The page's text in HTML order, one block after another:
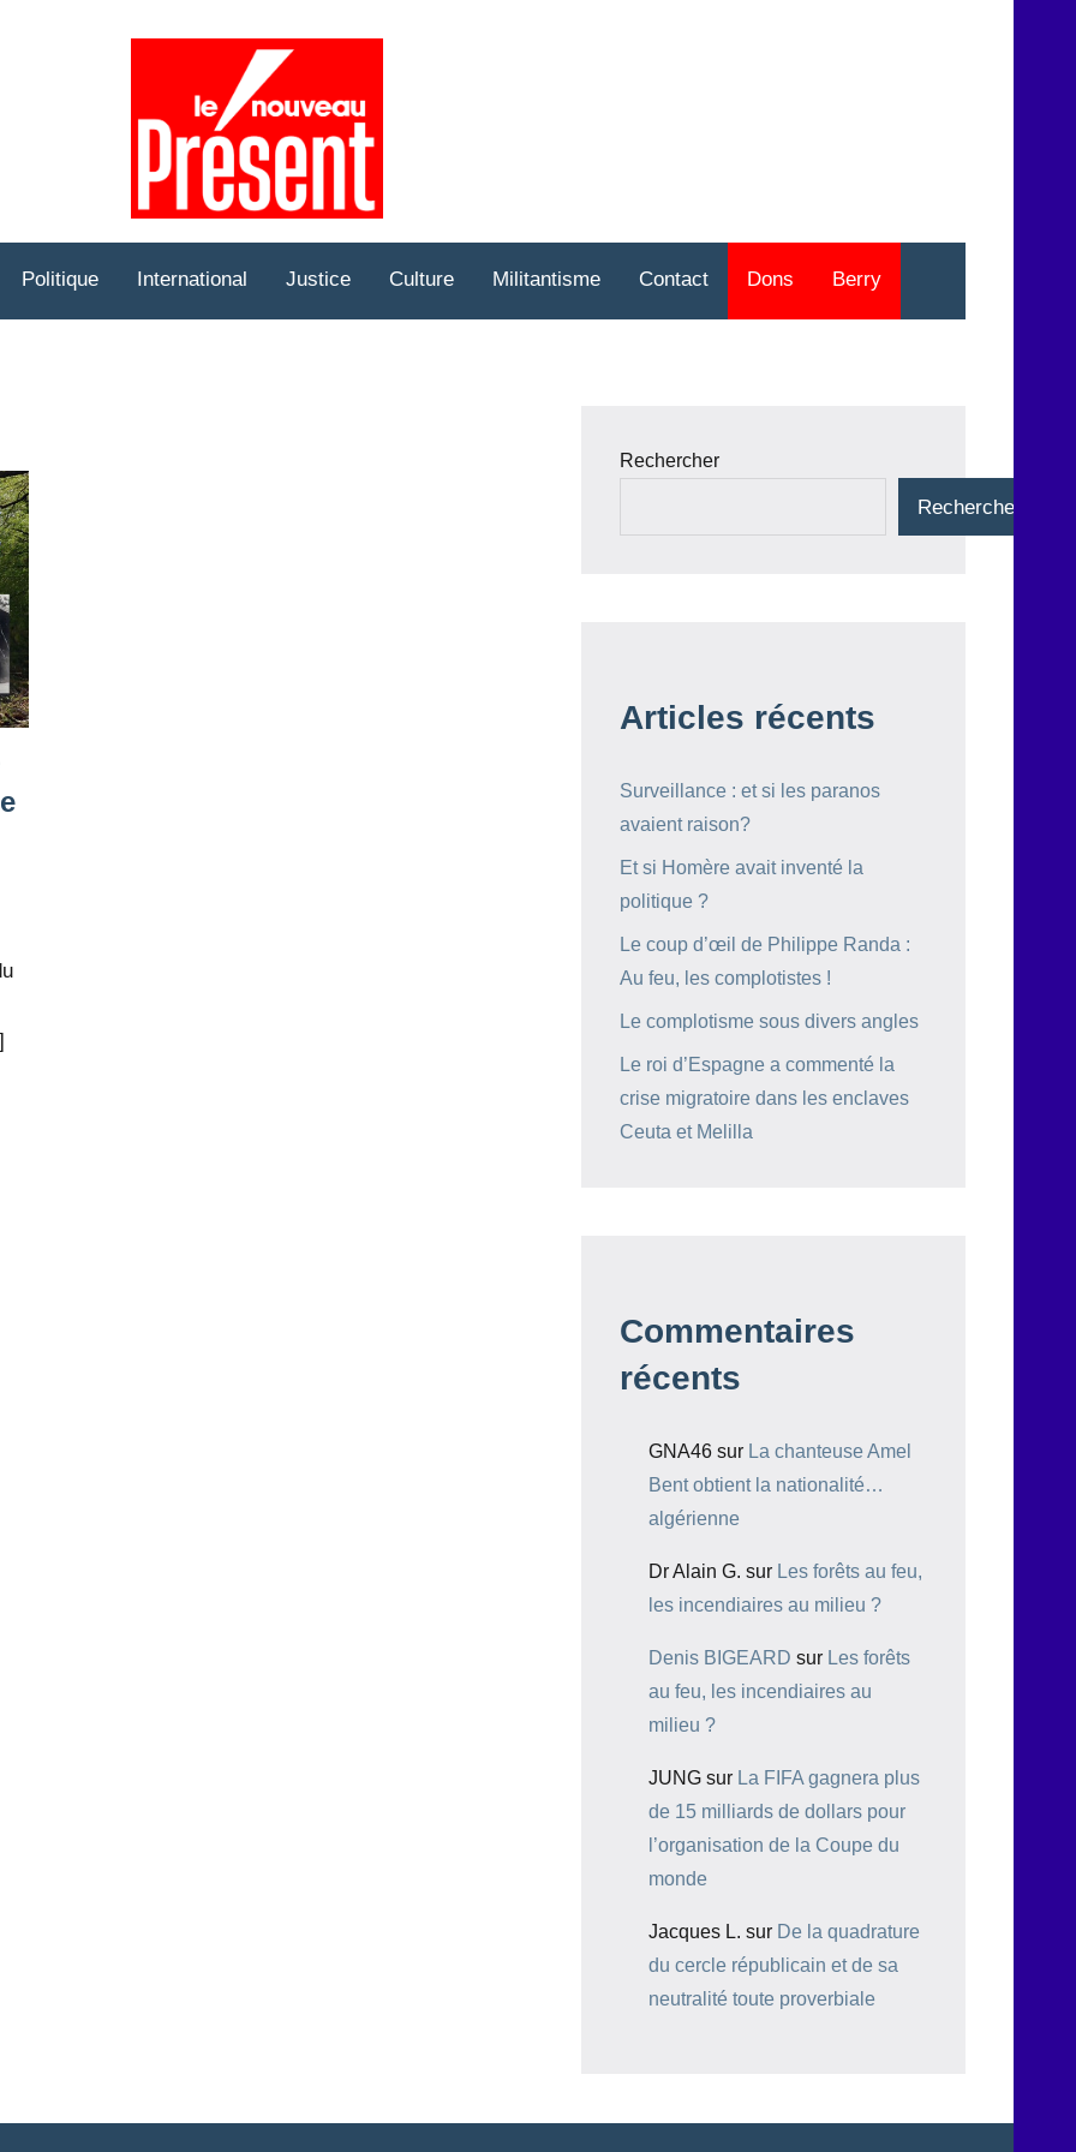
Politique International Justice Culture Militantisme Contact Dons Berry
Rechercher
Rechercher
Articles récents
Surveillance : et si les paranos
avaient raison?
Et si Homère avait inventé la
politique ?
Le coup d’œil de Philippe Randa :
Au feu, les complotistes !
Le complotisme sous divers angles
Le roi d’Espagne a commenté la
crise migratoire dans les enclaves
Ceuta et Melilla
Commentaires
récents
GNA46 sur La chanteuse Amel
Bent obtient la nationalité…
algérienne
Dr Alain G. sur Les forêts au feu,
les incendiaires au milieu ?
Denis BIGEARD sur Les forêts
au feu, les incendiaires au
milieu ?
JUNG sur La FIFA gagnera plus
de 15 milliards de dollars pour
l’organisation de la Coupe du
monde
Jacques L. sur De la quadrature
du cercle républicain et de sa
neutralité toute proverbiale